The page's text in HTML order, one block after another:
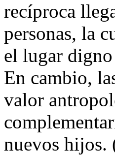
recíproca
personas, la
el lugar digno
En cambio,
valor
nuevos